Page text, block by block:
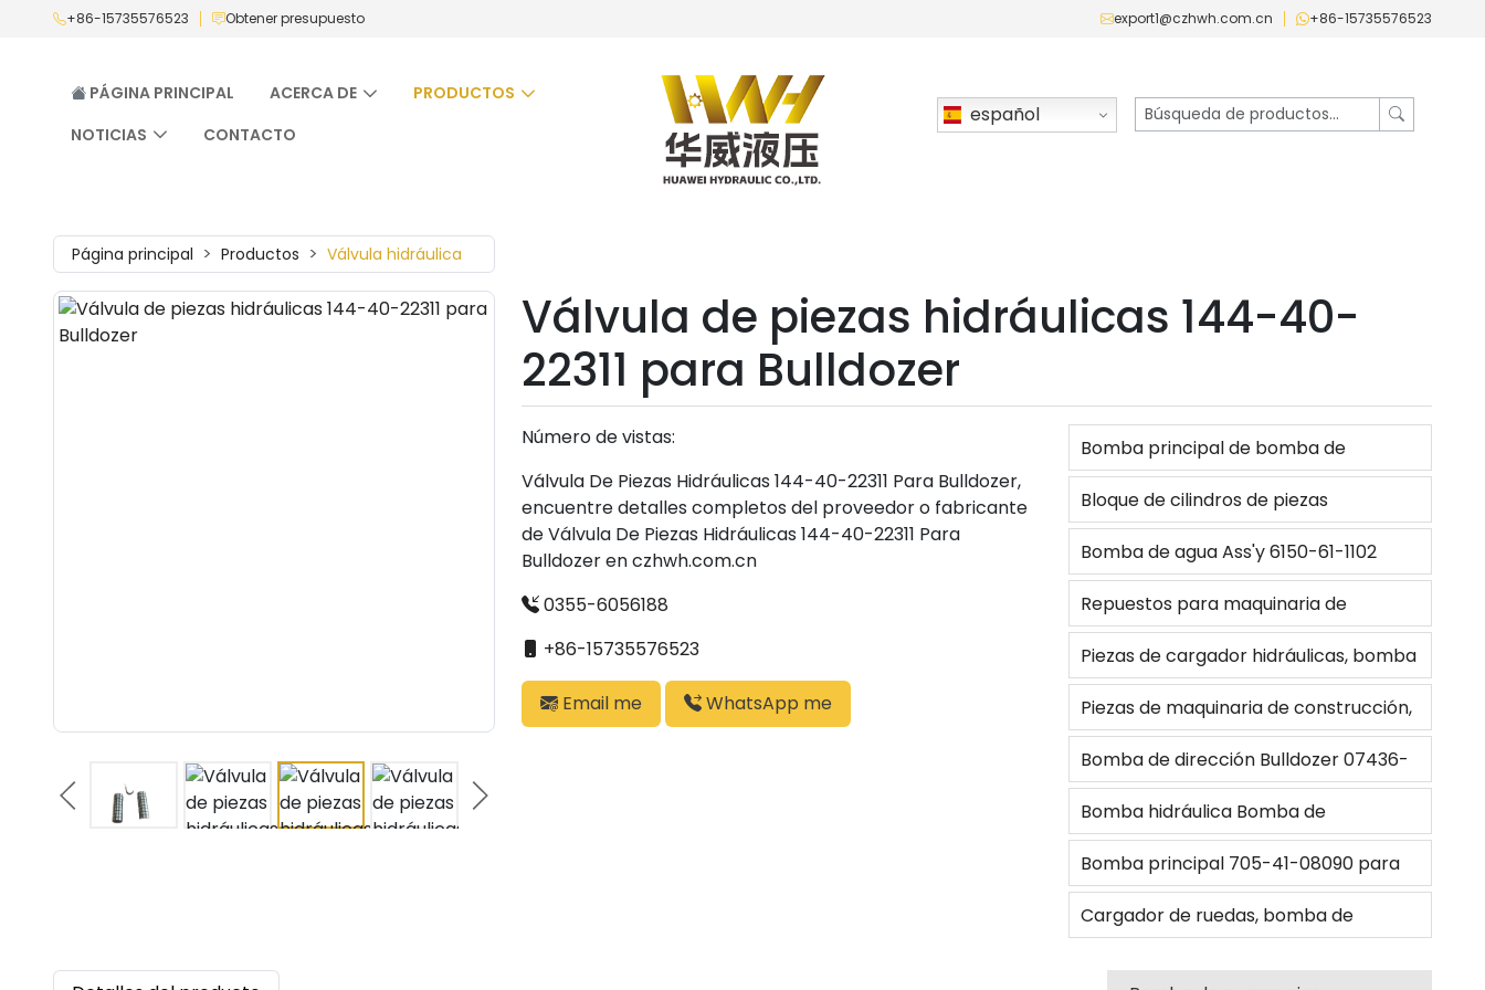
+86-15735576523 Obtener presupuesto export1@czhwh.com.cn +86-15735576523
PÁGINA PRINCIPAL ACERCA DE
PRODUCTOS
NOTICIAS
CONTACTO
español
Página principal Productos Válvula hidráulica
Válvula de piezas hidráulicas 144-40-
22311 para Bulldozer
Número de vistas:
Válvula De Piezas Hidráulicas 144-40-22311 Para Bulldozer,
encuentre detalles completos del proveedor o fabricante
de Válvula De Piezas Hidráulicas 144-40-22311 Para
Bulldozer en czhwh.com.cn
0355-6056188
+86-15735576523
Email me WhatsApp me
Bomba principal de bomba de
engranajes hidráulica/para Bulldozer
B08, para excavadora
Bloque de cilindros de piezas
hidráulicas de gran oferta 708-8H-
13110 para excavadora
Bomba de agua Ass'y 6150-61-1102
para Bulldozer
Repuestos para maquinaria de
construcción bulldozer piezas
hidráulicas bomba de engranajes
bomba de dirección 3P6814 para
bulldozer D6D
Piezas de cargador hidráulicas, bomba
de transmisión de engranaje, 9U9535
para 966F, 96f II, R1300, R1700 II
Piezas de maquinaria de construcción,
bomba hidráulica, bomba de paleta
9J5053 para cargador 920
Bomba de dirección Bulldozer 07436-
72202 para
Bomba hidráulica Bomba de
engranajes Bomba piloto 1772577
para excavadora 330C 345B-II
Bomba principal 705-41-08090 para
excavadora, para excavadora, bomba
Cargador de ruedas, bomba de